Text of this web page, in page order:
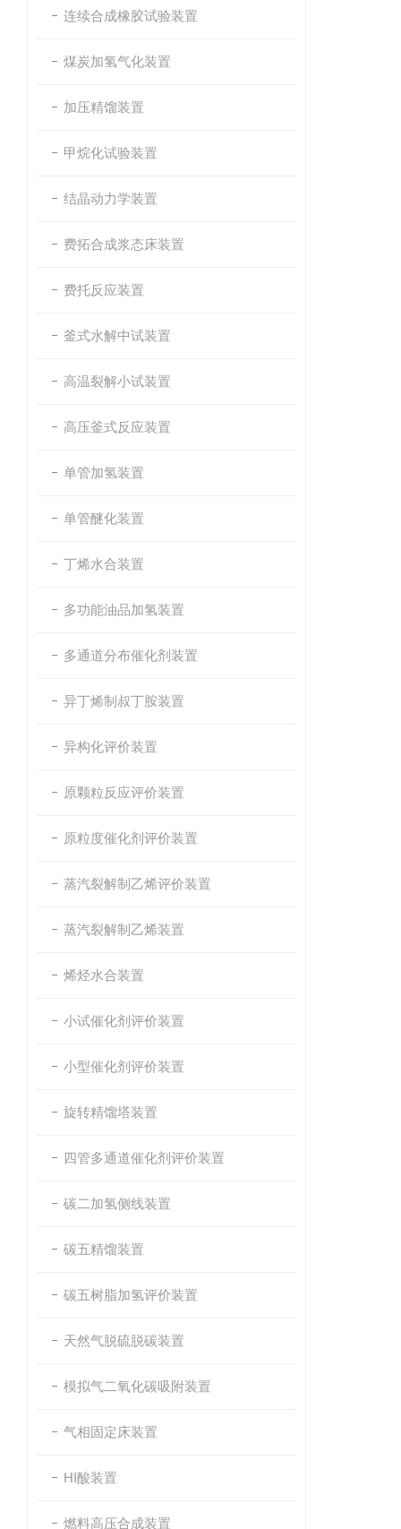
连续合成橡胶试验装置
煤炭加氢气化装置
加压精馏装置
甲烷化试验装置
结晶动力学装置
费拓合成浆态床装置
费托反应装置
釜式水解中试装置
高温裂解小试装置
高压釜式反应装置
单管加氢装置
单管醚化装置
丁烯水合装置
多功能油品加氢装置
多通道分布催化剂装置
异丁烯制叔丁胺装置
异构化评价装置
原颗粒反应评价装置
原粒度催化剂评价装置
蒸汽裂解制乙烯评价装置
蒸汽裂解制乙烯装置
烯烃水合装置
小试催化剂评价装置
小型催化剂评价装置
旋转精馏塔装置
四管多通道催化剂评价装置
碳二加氢侧线装置
碳五精馏装置
碳五树脂加氢评价装置
天然气脱硫脱碳装置
模拟气二氧化碳吸附装置
气相固定床装置
HI酸装置
燃料高压合成装置